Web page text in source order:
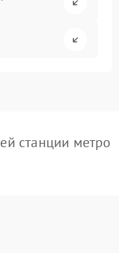
станции метро